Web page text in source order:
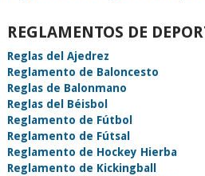
REGLAMENTOS DE
Reglas del Ajedrez
Reglamento de Baloncesto
Reglas de Balonmano
Reglas del Béisbol
Reglamento de Fútbol
Reglamento de Fútsal
Reglamento de Hockey Hierba
Reglamento de Kickingball